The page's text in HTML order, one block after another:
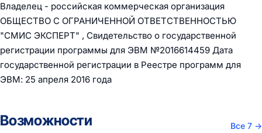
Владелец - российская коммерческая организация
ОБЩЕСТВО С ОГРАНИЧЕННОЙ ОТВЕТСТВЕННОСТЬЮ
"СМИС ЭКСПЕРТ" , Свидетельство о государственной
регистрации программы для ЭВМ №2016614459 Дата
государственной регистрации в Реестре программ для
ЭВМ: 25 апреля 2016 года
Возможности Все 7 →